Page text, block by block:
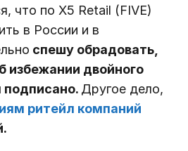
что по X5 Retail (FIVE)
в России и в
спешу обрадовать,
избежании двойного
подписано. Другое дело,
ритейл компаний